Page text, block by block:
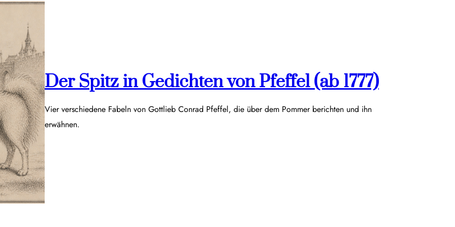
Der Spitz in Gedichten von Pfeffel (ab 1777)
Vier verschiedene Fabeln von Gottlieb Conrad Pfeffel, die über dem Pommer berichten und ihn
erwähnen.